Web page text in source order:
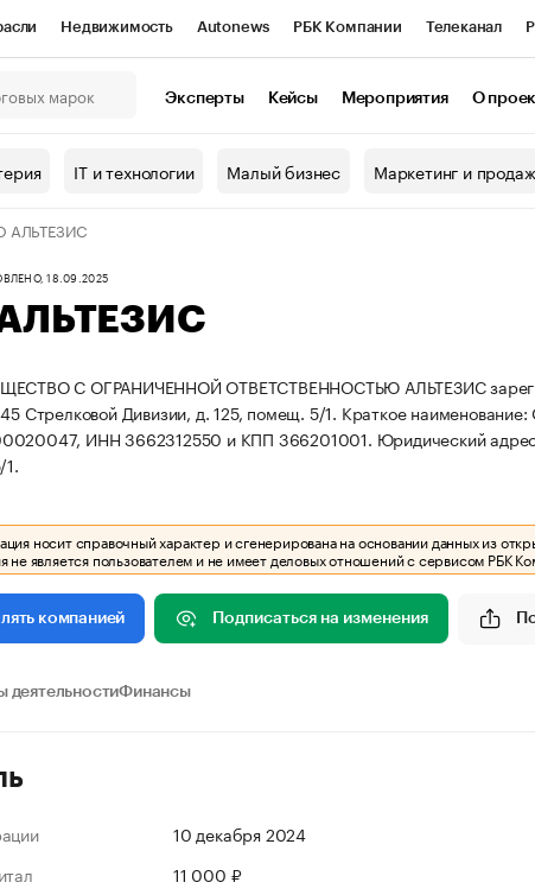
Недвижимость Autonews РБК Компании Телеканал
Проверка контрагентов
Эксперты Кейсы Мероприятия О
IT и технологии Малый бизнес Маркетинг и
АЛЬТЕЗИС
18.09.2025
С ОГРАНИЧЕННОЙ ОТВЕТСТВЕННОСТЬЮ АЛЬТЕЗИС
Стрелковой Дивизии, д. 125, помещ. 5/1. Краткое
ИНН 3662312550 и КПП 366201001. Юридический
носит справочный характер и сгенерирована на основании данных из
не является пользователем и не имеет деловых отношений с сервисом РБК
компанией Подписаться на изменения
деятельностиФинансы
10 декабря 2024
11 000 ₽